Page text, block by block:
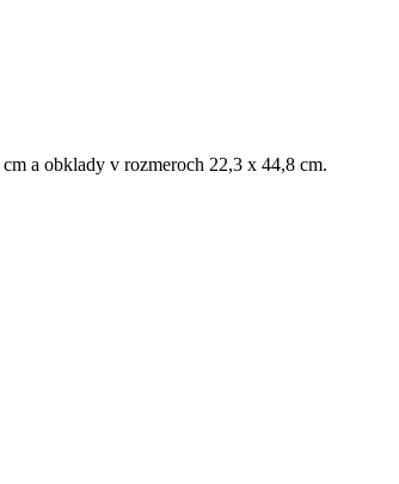
a obklady v rozmeroch 22,3 x 44,8 cm.